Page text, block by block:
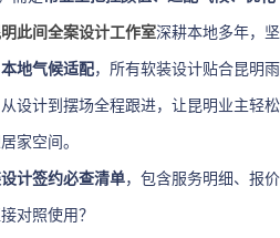
明此间全案设计工作室深耕本地多年，坚
地气候适配，所有软装设计贴合昆明雨
设计到摆场全程跟进，让昆明业主轻松
家空间。
计签约必查清单，包含服务明细、报价
对照使用？